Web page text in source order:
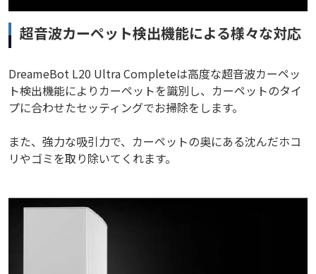
超音波カーペット検出機能による様々な対応
DreameBot L20 Ultra Completeは高度な超音波カーペッ
ト検出機能によりカーペットを識別し、カーペットのタイ
プに合わせたセッティングでお掃除をします。
また、強力な吸引力で、カーペットの奥にある沈んだホコ
リやゴミを取り除いてくれます。